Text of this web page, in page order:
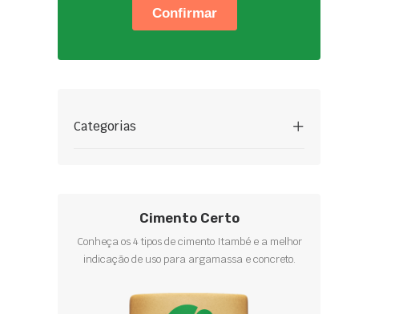
Categorias
Cimento Certo
Conheça os 4 tipos de cimento Itambé e a melhor
indicação de uso para argamassa e concreto.